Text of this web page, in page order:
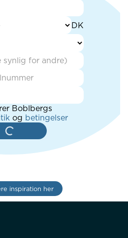
Boblbergs
og betingelser
inspiration her